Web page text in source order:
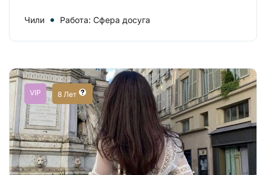
Чили Работа: Сфера досуга
VIP 8 Лет